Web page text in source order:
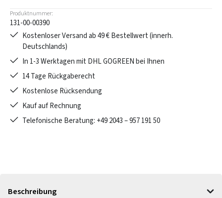
Produktnummer:
131-00-00390
Kostenloser Versand ab 49 € Bestellwert (innerh.
Deutschlands)
In 1-3 Werktagen mit DHL GOGREEN bei Ihnen
14 Tage Rückgaberecht
Kostenlose Rücksendung
Kauf auf Rechnung
Telefonische Beratung: +49 2043 – 957 191 50
Beschreibung